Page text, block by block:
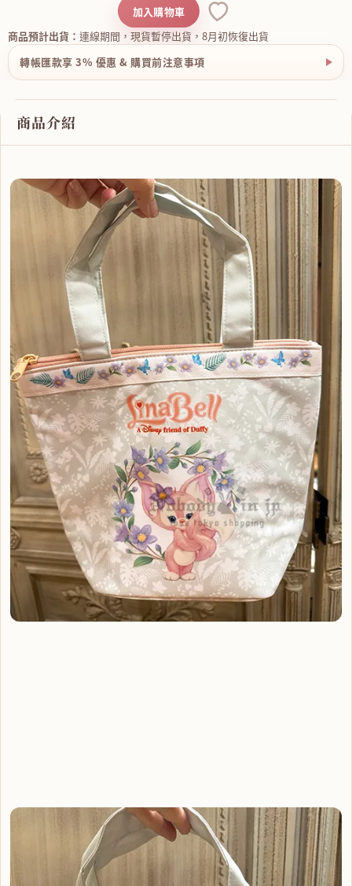
商品預計出貨： 連線期間，現貨暫停出貨，8月初恢復出貨
加入購物車
轉帳匯款享 3% 優惠 & 購買前注意事項
商品介紹